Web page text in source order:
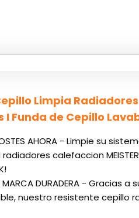
Limpia
I Funda de Cepillo
AHORA - Limpie su
calefaccion
MARCA DURADERA -
nuestro resistente cepillo